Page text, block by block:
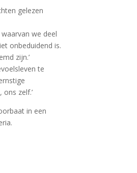
gelezen
we deel
onbeduidend is.
zijn.’
te
zelf.’
in een